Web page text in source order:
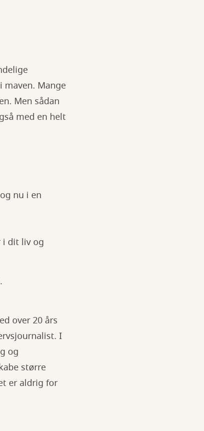
Mange
Men sådan
med en helt
nu i en
i dit liv og
over 20 års
I
og
større
er aldrig for